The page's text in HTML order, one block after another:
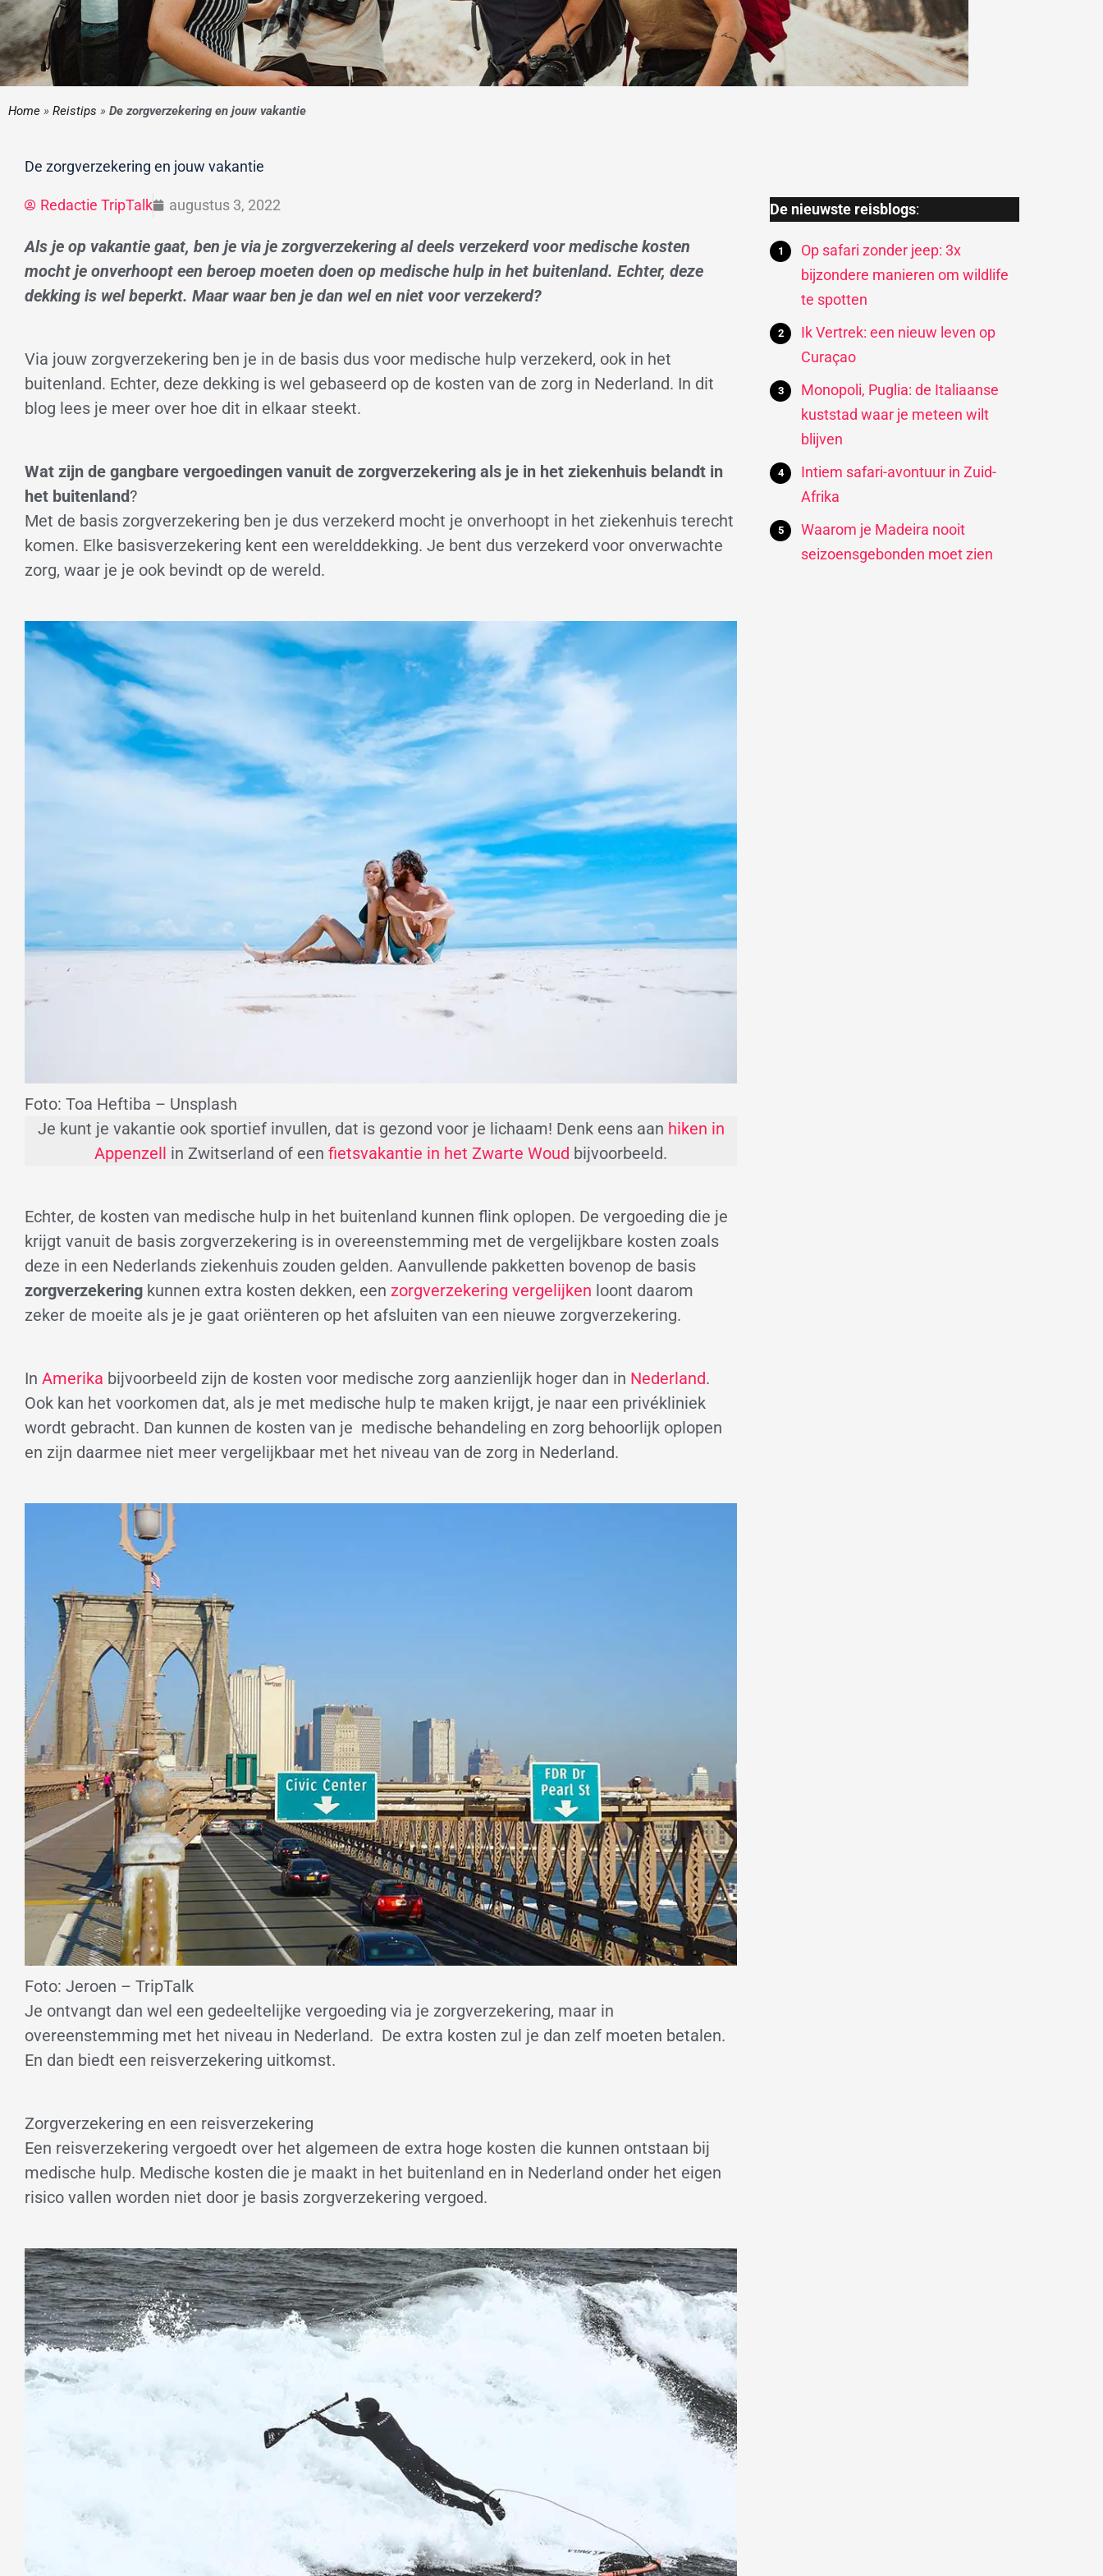
Home » Reistips » De zorgverzekering en jouw vakantie
De zorgverzekering en jouw vakantie
Redactie TripTalk augustus 3, 2022
Als je op vakantie gaat, ben je via je zorgverzekering al deels verzekerd voor medische kosten
mocht je onverhoopt een beroep moeten doen op medische hulp in het buitenland. Echter, deze
dekking is wel beperkt. Maar waar ben je dan wel en niet voor verzekerd?
Via jouw zorgverzekering ben je in de basis dus voor medische hulp verzekerd, ook in het
buitenland. Echter, deze dekking is wel gebaseerd op de kosten van de zorg in Nederland. In dit
blog lees je meer over hoe dit in elkaar steekt.
Wat zijn de gangbare vergoedingen vanuit de zorgverzekering als je in het ziekenhuis belandt in
het buitenland?
Met de basis zorgverzekering ben je dus verzekerd mocht je onverhoopt in het ziekenhuis terecht
komen. Elke basisverzekering kent een werelddekking. Je bent dus verzekerd voor onverwachte
zorg, waar je je ook bevindt op de wereld.
Foto: Toa Heftiba – Unsplash
Je kunt je vakantie ook sportief invullen, dat is gezond voor je lichaam! Denk eens aan hiken in
Appenzell in Zwitserland of eenfietsvakantie in het Zwarte Woud bijvoorbeeld.
Echter, de kosten van medische hulp in het buitenland kunnen flink oplopen. De vergoeding die je
krijgt vanuit de basis zorgverzekering is in overeenstemming met de vergelijkbare kosten zoals
deze in een Nederlands ziekenhuis zouden gelden. Aanvullende pakketten bovenop de basis
zorgverzekering kunnen extra kosten dekken, een zorgverzekering vergelijken loont daarom
zeker de moeite als je je gaat oriënteren op het afsluiten van een nieuwe zorgverzekering.
In Amerika bijvoorbeeld zijn de kosten voor medische zorg aanzienlijk hoger dan in Nederland.
Ook kan het voorkomen dat, als je met medische hulp te maken krijgt, je naar een privékliniek
wordt gebracht. Dan kunnen de kosten van je medische behandeling en zorg behoorlijk oplopen
en zijn daarmee niet meer vergelijkbaar met het niveau van de zorg in Nederland.
Foto: Jeroen – TripTalk
Je ontvangt dan wel een gedeeltelijke vergoeding via je zorgverzekering, maar in
overeenstemming met het niveau in Nederland. De extra kosten zul je dan zelf moeten betalen.
En dan biedt een reisverzekering uitkomst.
Zorgverzekering en een reisverzekering
Een reisverzekering vergoedt over het algemeen de extra hoge kosten die kunnen ontstaan bij
medische hulp. Medische kosten die je maakt in het buitenland en in Nederland onder het eigen
risico vallen worden niet door je basis zorgverzekering vergoed.
De nieuwste reisblogs:
Op safari zonder jeep: 3x
bijzondere manieren om wildlife
te spotten
Ik Vertrek: een nieuw leven op
Curaçao
Monopoli, Puglia: de Italiaanse
kuststad waar je meteen wilt
blijven
Intiem safari-avontuur in Zuid-
Afrika
Waarom je Madeira nooit
seizoensgebonden moet zien